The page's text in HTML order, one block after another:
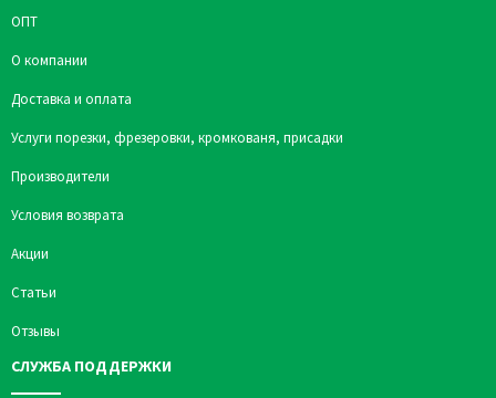
ОПТ
О компании
Доставка и оплата
Услуги порезки, фрезеровки, кромкованя, присадки
Производители
Условия возврата
Акции
Статьи
Отзывы
СЛУЖБА ПОДДЕРЖКИ